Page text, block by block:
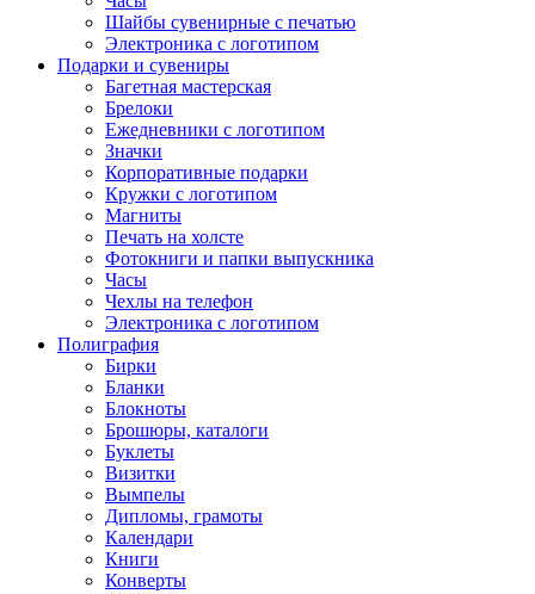
Шайбы сувенирные с печатью
Электроника с логотипом
Подарки и сувениры
Багетная мастерская
Брелоки
Ежедневники с логотипом
Значки
Корпоративные подарки
Кружки с логотипом
Магниты
Печать на холсте
Фотокниги и папки выпускника
Часы
Чехлы на телефон
Электроника с логотипом
Полиграфия
Бирки
Бланки
Блокноты
Брошюры, каталоги
Буклеты
Визитки
Вымпелы
Дипломы, грамоты
Календари
Книги
Конверты